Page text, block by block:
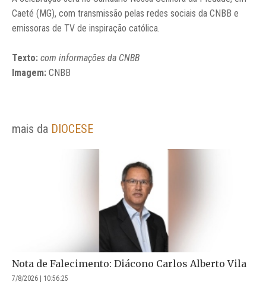
Caeté (MG), com transmissão pelas redes sociais da CNBB e
emissoras de TV de inspiração católica.
Texto: com informações da CNBB
Imagem: CNBB
mais da DIOCESE
Nota de Falecimento: Diácono Carlos Alberto Vila
7/8/2026 | 10:56:25